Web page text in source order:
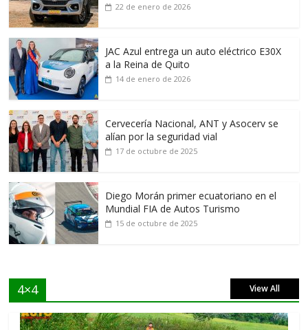
22 de enero de 2026
JAC Azul entrega un auto eléctrico E30X
a la Reina de Quito
14 de enero de 2026
Cervecería Nacional, ANT y Asocerv se
alían por la seguridad vial
17 de octubre de 2025
Diego Morán primer ecuatoriano en el
Mundial FIA de Autos Turismo
15 de octubre de 2025
4×4 View All